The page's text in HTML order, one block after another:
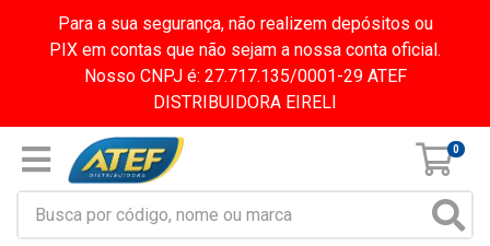
Para a sua segurança, não realizem depósitos ou
PIX em contas que não sejam a nossa conta oficial.
Nosso CNPJ é: 27.717.135/0001-29 ATEF
DISTRIBUIDORA EIRELI
0